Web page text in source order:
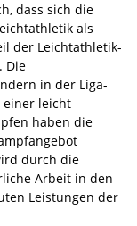
dass sich die
als
der Leichtathletik-
Die
in der Liga-
einer leicht
haben die
durch die
Arbeit in den
Leistungen der